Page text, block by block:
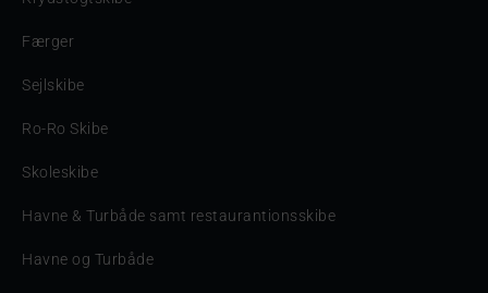
Færger
Sejlskibe
Ro-Ro Skibe
Skoleskibe
Havne & Turbåde samt restaurantionsskibe
Havne og Turbåde